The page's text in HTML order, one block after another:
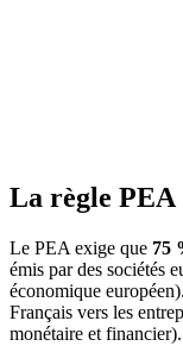
La règle PEA
Le PEA exige que 75
émis par des sociétés
économique
Français vers les
monétaire et financier).